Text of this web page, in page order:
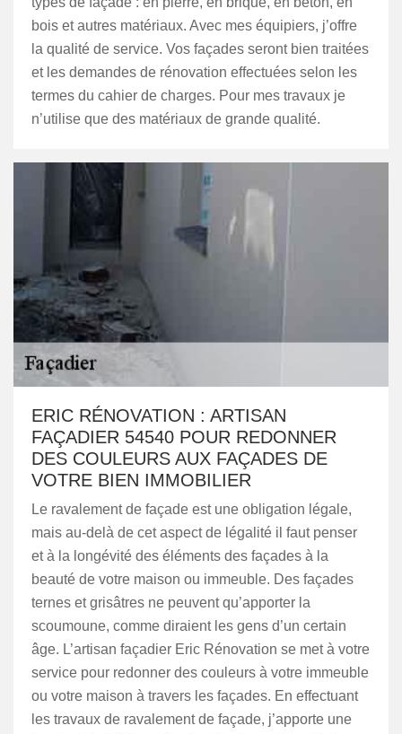
bois et autres matériaux. Avec mes équipiers, j’offre
la qualité de service. Vos façades seront bien traitées
et les demandes de rénovation effectuées selon les
termes du cahier de charges. Pour mes travaux je
n’utilise que des matériaux de grande qualité.
ERIC RÉNOVATION : ARTISAN
FAÇADIER 54540 POUR REDONNER
DES COULEURS AUX FAÇADES DE
VOTRE BIEN IMMOBILIER
Le ravalement de façade est une obligation légale,
mais au-delà de cet aspect de légalité il faut penser
et à la longévité des éléments des façades à la
beauté de votre maison ou immeuble. Des façades
ternes et grisâtres ne peuvent qu’apporter la
scoumoune, comme diraient les gens d’un certain
âge. L’artisan façadier Eric Rénovation se met à votre
service pour redonner des couleurs à votre immeuble
ou votre maison à travers les façades. En effectuant
les travaux de ravalement de façade, j’apporte une